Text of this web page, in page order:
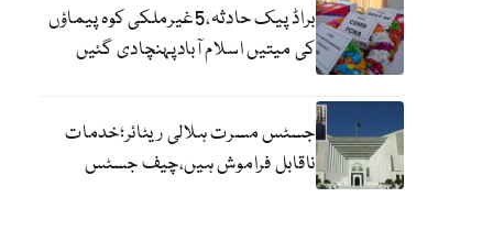
براڈ پیک حادثہ،5غیرملکی کوہ پیماؤں
کی میتیں اسلام آبادپہنچادی گئیں
جسٹس مسرت ہلالی ریٹائر؛خدمات
ناقابل فراموش ہیں،چیف جسٹس